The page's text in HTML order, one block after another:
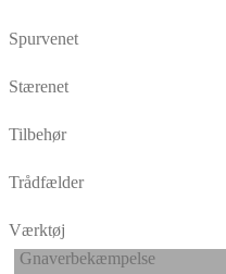
Spurvenet
Stærenet
Tilbehør
Trådfælder
Værktøj
Gnaverbekæmpelse